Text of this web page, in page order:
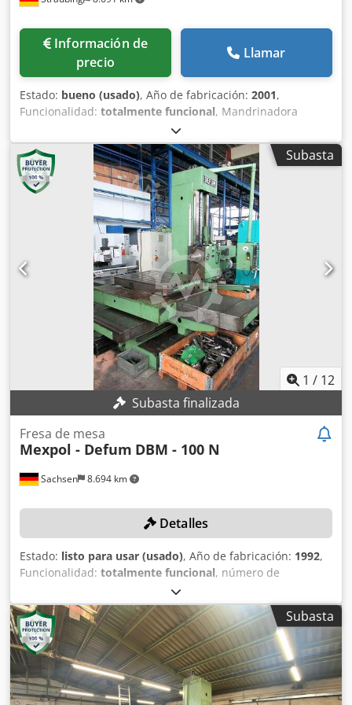
Información de
precio
Llamar
Estado: bueno (usado), Año de fabricación: 2001,
Funcionalidad: totalmente funcional, Mandrinadora
horizontal UNION T110 Año de fabricación: 2001
Recorridos: X: 1500 mm Y: 1250 mm (ajuste de altura total)
0 mm - posición más baja del centro del husillo respecto a
la superficie de la mesa Z: 1000 mm W: 550 mm (recorrido
del husillo) Dedpfey Rpm Usx Acqjkr B: 360° sin fin
Diámetro del husillo: 110 mm Marchas (cambios): 2
Velocidad máxima: 4000 rpm Avance rápido: 15 m/min
Cono del husillo: SK 50 Superficie de la mesa: 1000 x 1250
mm Anchura de ranura en T: 22 mm Altura de la superficie
de sujeción sobre el suelo: 1050 mm Carga máxima sobre
la mesa: 6 t Peso total (completo): aprox. 13,5 t Control
CNC: Heidenhain TNC 426 Manivela electrónica Se pueden
adquirir varios soportes portaherramientas adicionales.
Subasta
1 / 12
Subasta finalizada
Sachsen 8.694 km
Fresa de mesa
Mexpol - Defum DBM - 100 N
Detalles
Estado: listo para usar (usado), Año de fabricación: 1992,
Funcionalidad: totalmente funcional, número de
, recorrido eje X:
recorrido del eje Y:1.450 mm, recorrido del eje Z:930 mm,
diámetro del husillo:100 mm, velocidad del cabezal
(máx.):1.600 rpm, recorrido eje W:506 mm , ángulo de giro
eje B (máx.): 360 °, DETALLES TÉCNICOS Recorrido x: 1.500
mm Dkjdpfxow T Sqts Acqor Recorrido y: 1.450 mm Eje z:
930 mm Eje w: 506 mm Eje B (mesa): 360° Tamaño de la
Subasta